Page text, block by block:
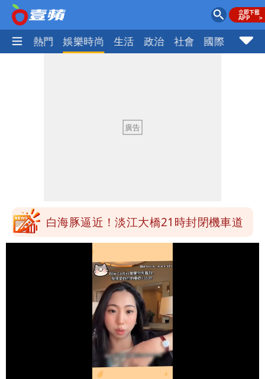
焦點 熱門 娛樂時尚 生活 政治 社會 國際 財經
慧芝：今年的送立院345天還在審
穿中國貨內褲逛街「整件掉出裙底」
晚至明下午受影響
白海豚逼近！淡江大橋21時封閉機車道
明年總預算「史上最強」10大亮點 李
慧芝：今年的送立院345天還在審
穿中國貨內褲逛街「整件掉出裙底」
OL哀號：在同事眼前顏面盡失